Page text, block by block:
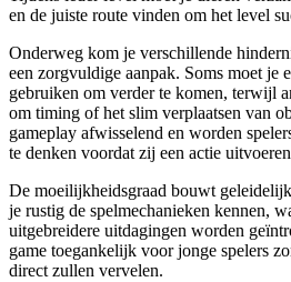
en de juiste route vinden om het level
Onderweg kom je verschillende
een zorgvuldige aanpak. Soms moet je
gebruiken om verder te komen, terwijl
om timing of het slim verplaatsen van
gameplay afwisselend en worden
te denken voordat zij een actie
De moeilijkheidsgraad bouwt
je rustig de spelmechanieken kennen,
uitgebreidere uitdagingen worden
game toegankelijk voor jonge spelers
direct zullen vervelen.